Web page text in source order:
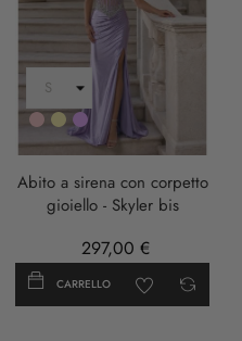
RosaOroLILLA
Abito a sirena con corpetto
gioiello - Skyler bis
297,00 €
CARRELLO